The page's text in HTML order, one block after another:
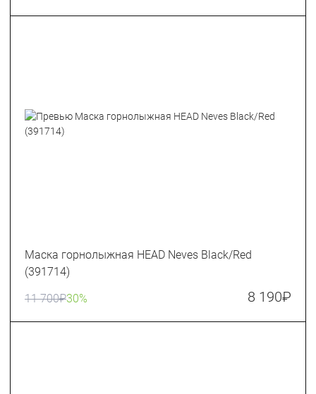
Маска горнолыжная HEAD Neves Black/Red
(391714)
11 700₽30% 8 190₽